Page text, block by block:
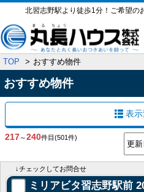
北習志野駅より徒歩1分！ご希望の
TOP おすすめ物件
おすすめ物件
表
217～240件目 (501件)
↓チェックしてお問合せ
ミリアビタ習志野駅前